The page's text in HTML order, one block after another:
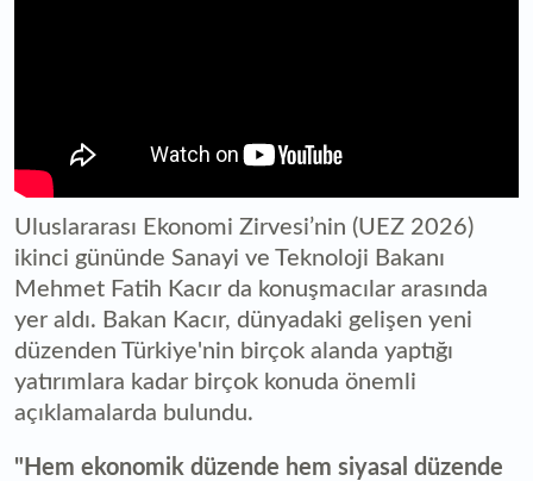
Uluslararası Ekonomi Zirvesi’nin (UEZ 2026)
ikinci gününde Sanayi ve Teknoloji Bakanı
Mehmet Fatih Kacır da konuşmacılar arasında
yer aldı. Bakan Kacır, dünyadaki gelişen yeni
düzenden Türkiye'nin birçok alanda yaptığı
yatırımlara kadar birçok konuda önemli
açıklamalarda bulundu.
"Hem ekonomik düzende hem siyasal düzende